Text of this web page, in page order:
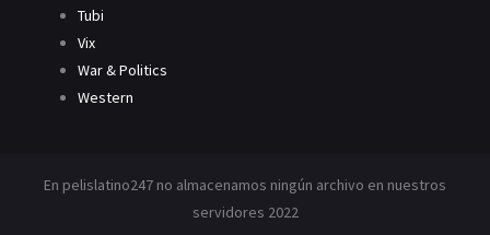
Tubi
Vix
War & Politics
Western
En pelislatino247 no almacenamos ningún archivo en nuestros
servidores 2022